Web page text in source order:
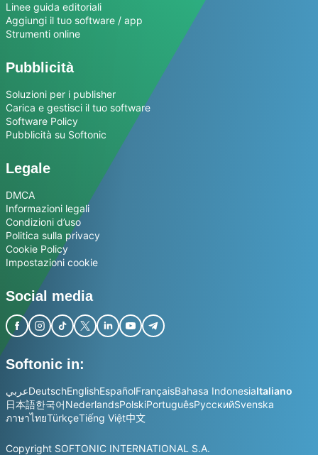
Linee guida editoriali
Aggiungi il tuo software / app
Strumenti online
Pubblicità
Soluzioni per i publisher
Carica e gestisci il tuo software
Software Policy
Pubblicità su Softonic
Legale
DMCA
Informazioni legali
Condizioni d’uso
Politica sulla privacy
Cookie Policy
Impostazioni cookie
Social media
Softonic in:
عربيDeutschEnglishEspañolFrançaisBahasa IndonesiaItaliano
日本語한국어NederlandsPolskiPortuguêsРусскийSvenska
ภาษาไทยTürkçeTiếng Việt中文
Copyright SOFTONIC INTERNATIONAL S.A.